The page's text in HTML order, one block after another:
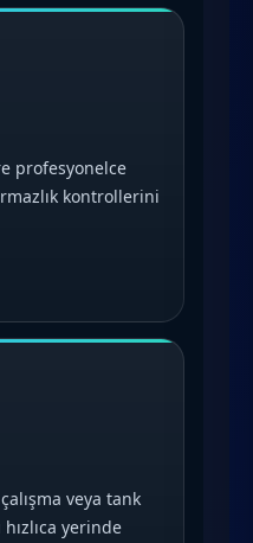
profesyonelce
kontrollerini
veya tank
yerinde